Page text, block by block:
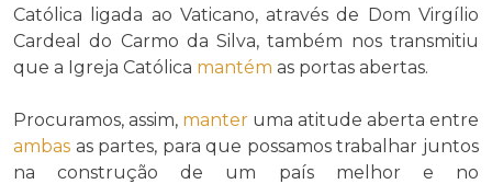
Católica ligada ao Vaticano, através de Dom Virgílio
Cardeal do Carmo da Silva, também nos transmitiu
que a Igreja Católica mantém as portas abertas.
Procuramos, assim, manter uma atitude aberta entre
ambas as partes, para que possamos trabalhar juntos
na construção de um país melhor e no